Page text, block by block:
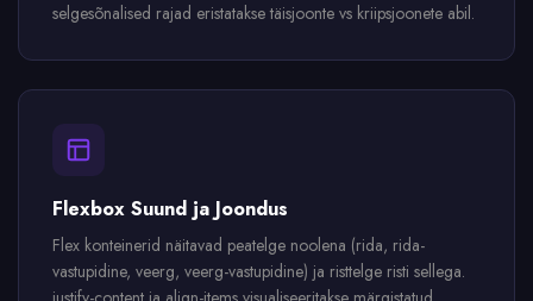
selgesõnalised rajad eristatakse täisjoonte vs kriipsjoonete abil.
Flexbox Suund ja Joondus
Flex konteinerid näitavad peatelge noolena (rida, rida-
vastupidine, veerg, veerg-vastupidine) ja risttelge risti sellega.